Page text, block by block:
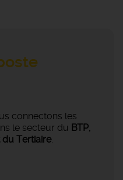
connectons les
le secteur du BTP,
Tertiaire.